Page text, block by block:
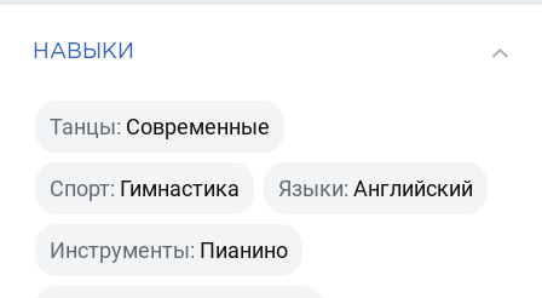
НАВЫКИ
Танцы: Современные
Спорт: Гимнастика Языки: Английский
Инструменты: Пианино